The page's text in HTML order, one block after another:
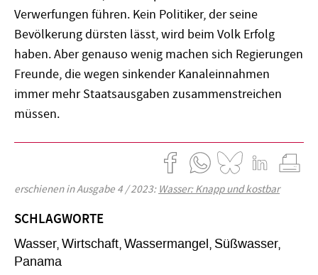
Verwerfungen führen. Kein Politiker, der seine
Bevölkerung dürsten lässt, wird beim Volk Erfolg
haben. Aber genauso wenig machen sich Regierungen
Freunde, die wegen sinkender Kanaleinnahmen
immer mehr Staatsausgaben zusammenstreichen
müssen.
erschienen in Ausgabe 4 / 2023: Wasser: Knapp und kostbar
SCHLAGWORTE
Wasser Wirtschaft Wassermangel Süßwasser
Panama